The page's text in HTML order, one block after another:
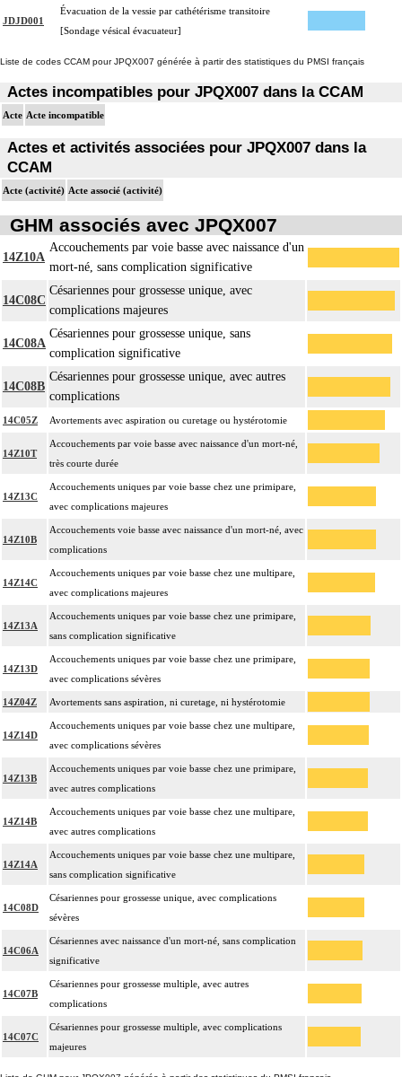
JDJD001
Évacuation de la vessie par cathétérisme transitoire
[Sondage vésical évacuateur]
Liste de codes CCAM pour JPQX007 générée à partir des statistiques du PMSI français
Actes incompatibles pour JPQX007 dans la CCAM
Acte Acte incompatible
Actes et activités associées pour JPQX007 dans la
CCAM
Acte (activité) Acte associé (activité)
GHM associés avec JPQX007
14Z10A
Accouchements par voie basse avec naissance d'un
mort-né, sans complication significative
14C08C
Césariennes pour grossesse unique, avec
complications majeures
14C08A
Césariennes pour grossesse unique, sans
complication significative
14C08B
Césariennes pour grossesse unique, avec autres
complications
14C05Z Avortements avec aspiration ou curetage ou hystérotomie
14Z10T
Accouchements par voie basse avec naissance d'un mort-né,
très courte durée
14Z13C
Accouchements uniques par voie basse chez une primipare,
avec complications majeures
14Z10B
Accouchements voie basse avec naissance d'un mort-né, avec
complications
14Z14C
Accouchements uniques par voie basse chez une multipare,
avec complications majeures
14Z13A
Accouchements uniques par voie basse chez une primipare,
sans complication significative
14Z13D
Accouchements uniques par voie basse chez une primipare,
avec complications sévères
14Z04Z Avortements sans aspiration, ni curetage, ni hystérotomie
14Z14D
Accouchements uniques par voie basse chez une multipare,
avec complications sévères
14Z13B
Accouchements uniques par voie basse chez une primipare,
avec autres complications
14Z14B
Accouchements uniques par voie basse chez une multipare,
avec autres complications
14Z14A
Accouchements uniques par voie basse chez une multipare,
sans complication significative
14C08D
Césariennes pour grossesse unique, avec complications
sévères
14C06A
Césariennes avec naissance d'un mort-né, sans complication
significative
14C07B
Césariennes pour grossesse multiple, avec autres
complications
14C07C
Césariennes pour grossesse multiple, avec complications
majeures